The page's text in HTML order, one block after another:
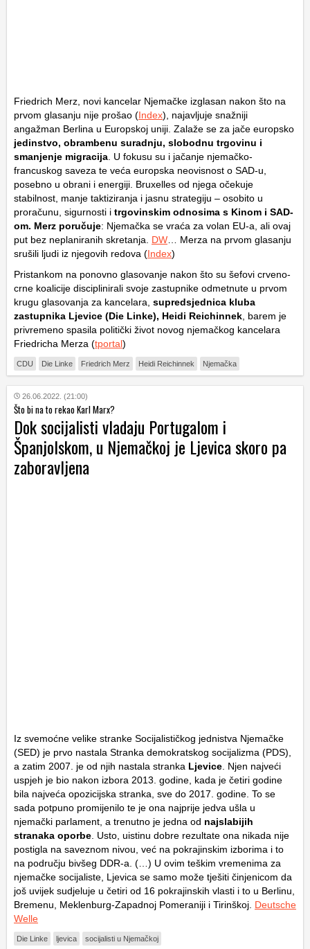
Friedrich Merz, novi kancelar Njemačke izglasan nakon što na
prvom glasanju nije prošao (Index), najavljuje snažniji
angažman Berlina u Europskoj uniji. Zalaže se za jače europsko
jedinstvo, obrambenu suradnju, slobodnu trgovinu i
smanjenje migracija . U fokusu su i jačanje njemačko-
francuskog saveza te veća europska neovisnost o SAD-u,
posebno u obrani i energiji. Bruxelles od njega očekuje
stabilnost, manje taktiziranja i jasnu strategiju – osobito u
proračunu, sigurnosti i trgovinskim odnosima s Kinom i SAD-
om. Merz poručuje: Njemačka se vraća za volan EU-a, ali ovaj
put bez neplaniranih skretanja. DW … Merza na prvom glasanju
srušili ljudi iz njegovih redova (Index)
Pristankom na ponovno glasovanje nakon što su šefovi crveno-
crne koalicije disciplinirali svoje zastupnike odmetnute u prvom
krugu glasovanja za kancelara, supredsjednica kluba
zastupnika Ljevice (Die Linke), Heidi Reichinnek , barem je
privremeno spasila politički život novog njemačkog kancelara
Friedricha Merza (tportal)
CDU Die Linke Friedrich Merz Heidi Reichinnek Njemačka
26.06.2022. (21:00)
Što bi na to rekao Karl Marx?
Dok socijalisti vladaju Portugalom i
Španjolskom, u Njemačkoj je Ljevica skoro pa
zaboravljena
Iz svemoćne velike stranke Socijalističkog jednistva Njemačke
(SED) je prvo nastala Stranka demokratskog socijalizma (PDS),
a zatim 2007. je od njih nastala stranka Ljevice . Njen najveći
uspjeh je bio nakon izbora 2013. godine, kada je četiri godine
bila najveća opozicijska stranka, sve do 2017. godine. To se
sada potpuno promijenilo te je ona najprije jedva ušla u
njemački parlament, a trenutno je jedna od najslabijih
stranaka oporbe . Usto, uistinu dobre rezultate ona nikada nije
postigla na saveznom nivou, već na pokrajinskim izborima i to
na području bivšeg DDR-a. (…) U ovim teškim vremenima za
njemačke socijaliste, Ljevica se samo može tješiti činjenicom da
još uvijek sudjeluje u četiri od 16 pokrajinskih vlasti i to u Berlinu,
Bremenu, Meklenburg-Zapadnoj Pomeraniji i Tirinškoj. Deutsche
Welle
Die Linke ljevica socijalisti u Njemačkoj